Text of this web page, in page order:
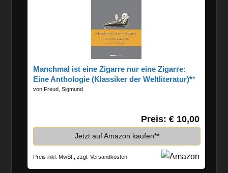
Manchmal ist eine Zigarre nur eine Zigarre:
Eine Anthologie (Klassiker der Weltliteratur)*
von Freud, Sigmund
Preis: € 10,00
Jetzt auf Amazon kaufen*
Preis inkl. MwSt., zzgl. Versandkosten